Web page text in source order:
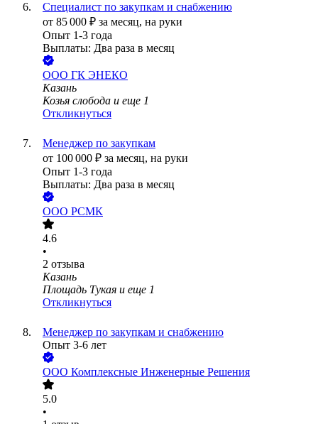
Специалист по закупкам и снабжению
от 85 000 ₽ за месяц, на руки
Опыт 1-3 года
Выплаты: Два раза в месяц
ООО ГК ЭНЕКО
Казань
Козья слобода и еще 1
Откликнуться
Менеджер по закупкам
от 100 000 ₽ за месяц, на руки
Опыт 1-3 года
Выплаты: Два раза в месяц
ООО РСМК
4.6
•
2 отзыва
Казань
Площадь Тукая и еще 1
Откликнуться
Менеджер по закупкам и снабжению
Опыт 3-6 лет
ООО Комплексные Инженерные Решения
5.0
•